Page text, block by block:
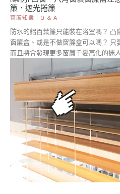
簾．遮光捲簾
窗簾知識｜Q & A
防水的鋁百葉簾只能裝在浴室嗎？
窗簾盒、或是不做窗簾盒可以嗎？ 只要挑選窗簾搭配得當就沒問題！
而且將會發現更多窗簾千變萬化的迷